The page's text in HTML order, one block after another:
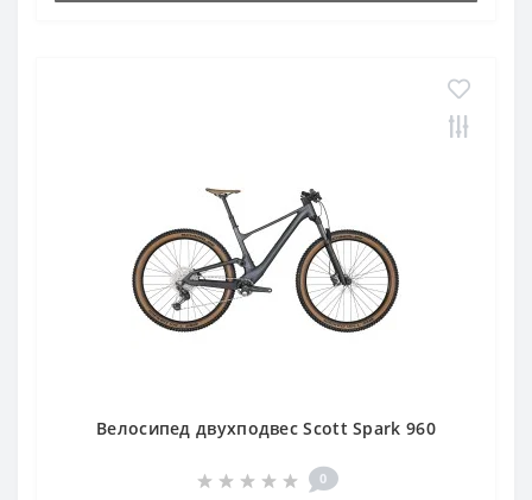
Велосипед двухподвес Scott Spark 960
0